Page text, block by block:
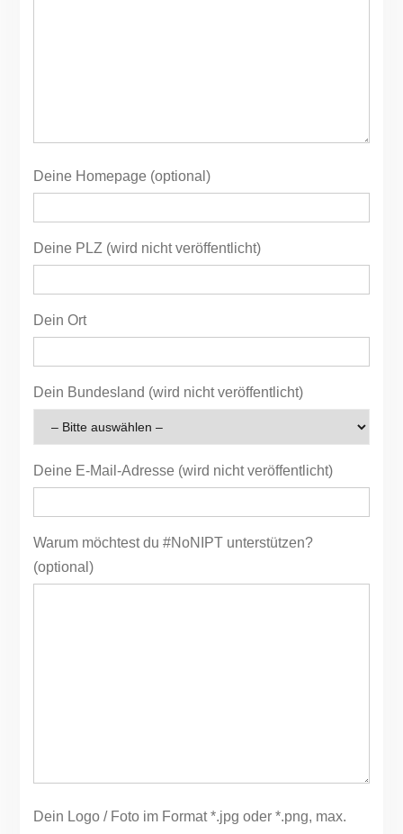
Deine Homepage (optional)
Deine PLZ (wird nicht veröffentlicht)
Dein Ort
Dein Bundesland (wird nicht veröffentlicht)
Deine E-Mail-Adresse (wird nicht veröffentlicht)
Warum möchtest du #NoNIPT unterstützen?
(optional)
Dein Logo / Foto im Format *.jpg oder *.png, max.